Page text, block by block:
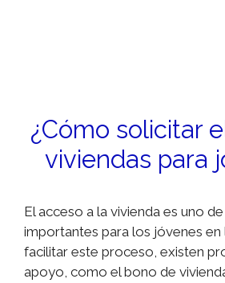
¿Cómo solicitar
viviendas para
El acceso a la vivienda es uno
importantes para los jóvenes en
facilitar este proceso, existen
apoyo, como el bono de